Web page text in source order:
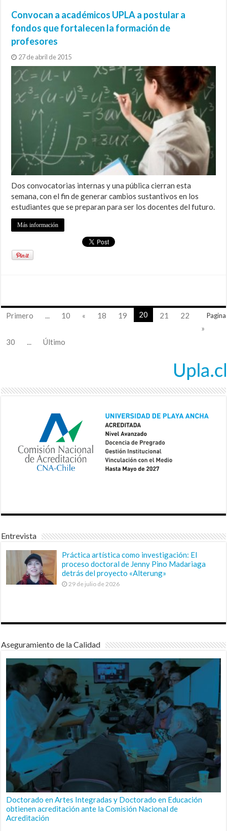
Convocan a académicos UPLA a postular a
fondos que fortalecen la formación de
profesores
27 de abril de 2015
Dos convocatorias internas y una pública cierran esta
semana, con el fin de generar cambios sustantivos en los
estudiantes que se preparan para ser los docentes del futuro.
Más información
Pagina
Primero ... 10 « 18 19 20 21
22
»
30
... Último
Entrevista
Práctica artística como investigación: El
proceso doctoral de Jenny Pino Madariaga
detrás del proyecto «Alterung»
29 de julio de 2026
Aseguramiento de la Calidad
Doctorado en Artes Integradas y Doctorado en Educación
obtienen acreditación ante la Comisión Nacional de
Acreditación